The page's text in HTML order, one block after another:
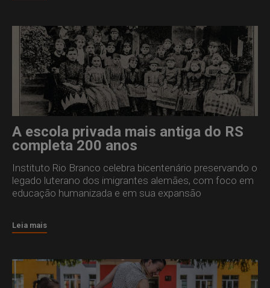
A escola privada mais antiga do RS
completa 200 anos
Instituto Rio Branco celebra bicentenário preservando o
legado luterano dos imigrantes alemães, com foco em
educação humanizada e em sua expansão
Leia mais